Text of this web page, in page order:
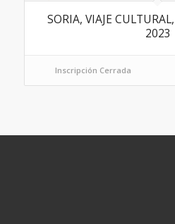
SORIA, VIAJE
2023
Inscripción Cerrada